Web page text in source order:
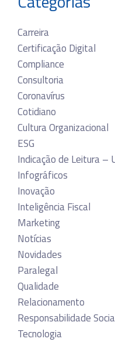
Carreira
Certificação Digital
Compliance
Consultoria
Coronavírus
Cotidiano
Cultura Organizacional
ESG
Indicação de Leitura –
Infográficos
Inovação
Inteligência Fiscal
Marketing
Notícias
Novidades
Paralegal
Qualidade
Relacionamento
Responsabilidade
Tecnologia